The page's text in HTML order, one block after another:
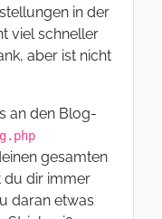
in der
viel schneller
aber ist nicht
an den Blog-
gesamten
du dir immer
daran etwas